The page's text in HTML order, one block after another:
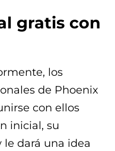
gratis con
los
de Phoenix
con ellos
inicial, su
le dará una idea